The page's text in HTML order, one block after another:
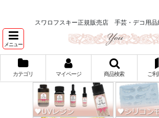
スワロフスキー正規販売店 手芸・デコ用品
メニュー
カテゴリ マイページ 商品検索 ご利